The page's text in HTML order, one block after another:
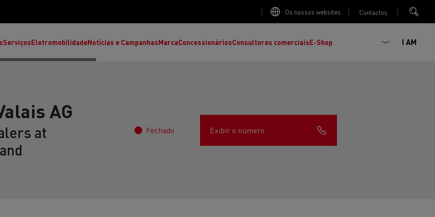
Os nossos websites Contactos
ServiçosEletromobilidadeNotícias e CampanhasMarcaConcessionáriosConsultores comerciaisE-Shop I AM
AG
at
Fechado Exibir o número